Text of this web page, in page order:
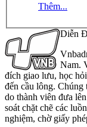
Thêm...
Diễn
Nam.
đích giao lưu, học
đến cầu lông. Chúng
do thành viên đưa
soát chặt chẽ các
nghiệm, chờ giấy